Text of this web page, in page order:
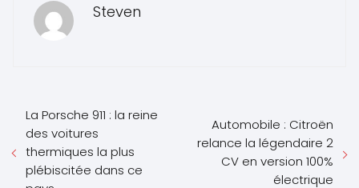
Steven
La Porsche 911 : la reine
des voitures
thermiques la plus
plébiscitée dans ce
Automobile : Citroën
relance la légendaire 2
CV en version 100%
électrique